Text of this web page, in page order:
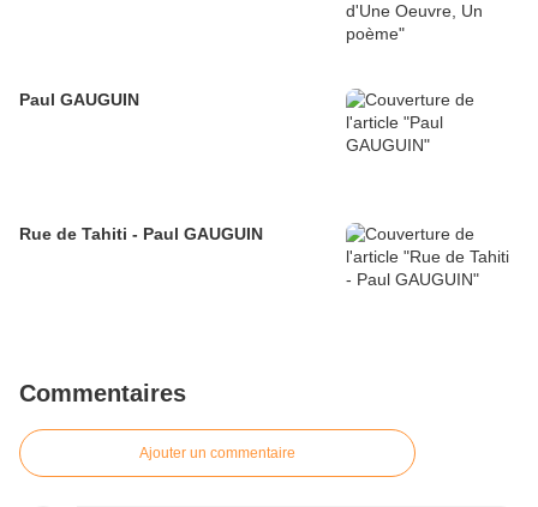
Paul GAUGUIN
Rue de Tahiti - Paul GAUGUIN
Commentaires
Ajouter un commentaire